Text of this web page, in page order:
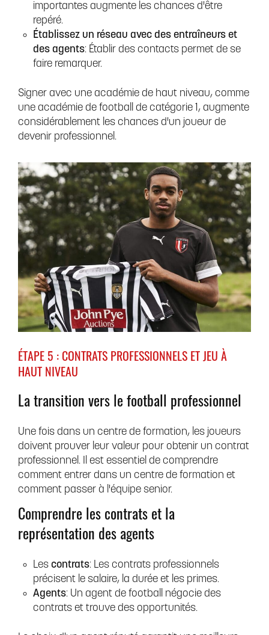
importantes augmente les chances d'être
repéré.
Établissez un réseau avec des entraîneurs et
des agents: Établir des contacts permet de se
faire remarquer.
Signer avec une académie de haut niveau, comme
une académie de football de catégorie 1, augmente
considérablement les chances d'un joueur de
devenir professionnel.
ÉTAPE 5 : CONTRATS PROFESSIONNELS ET JEU À
HAUT NIVEAU
La transition vers le football professionnel
Une fois dans un centre de formation, les joueurs
doivent prouver leur valeur pour obtenir un contrat
professionnel. Il est essentiel de comprendre
comment entrer dans un centre de formation et
comment passer à l'équipe senior.
Comprendre les contrats et la
représentation des agents
Les contrats: Les contrats professionnels
précisent le salaire, la durée et les primes.
Agents: Un agent de football négocie des
contrats et trouve des opportunités.